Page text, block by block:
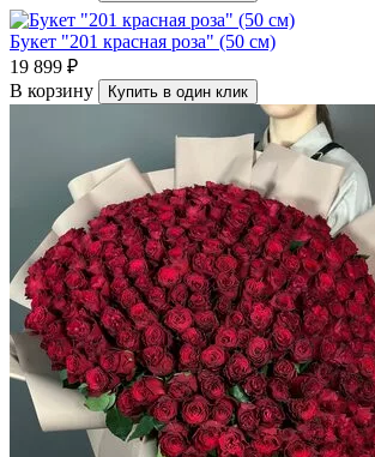
Букет "201 красная роза" (50 см)
19 899 ₽
В корзину
Купить в один клик